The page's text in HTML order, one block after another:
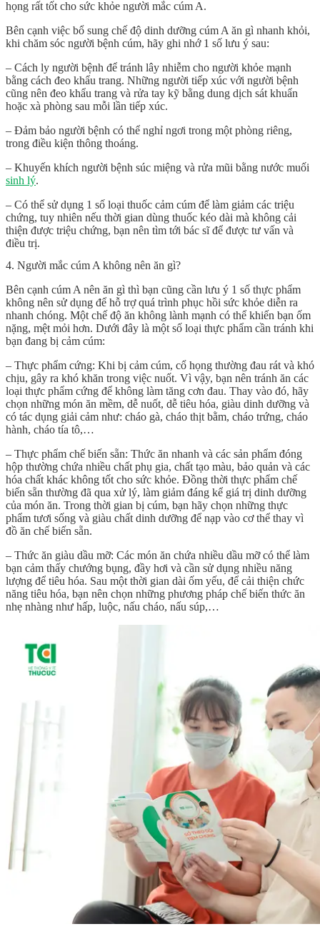
họng rất tốt cho sức khỏe người mắc cúm A.
Bên cạnh việc bổ sung chế độ dinh dưỡng cúm A ăn gì nhanh khỏi,
khi chăm sóc người bệnh cúm, hãy ghi nhớ 1 số lưu ý sau:
– Cách ly người bệnh để tránh lây nhiễm cho người khỏe mạnh
bằng cách đeo khẩu trang. Những người tiếp xúc với người bệnh
cũng nên đeo khẩu trang và rửa tay kỹ bằng dung dịch sát khuẩn
hoặc xà phòng sau mỗi lần tiếp xúc.
– Đảm bảo người bệnh có thể nghỉ ngơi trong một phòng riêng,
trong điều kiện thông thoáng.
– Khuyến khích người bệnh súc miệng và rửa mũi bằng nước muối
sinh lý.
– Có thể sử dụng 1 số loại thuốc cảm cúm để làm giảm các triệu
chứng, tuy nhiên nếu thời gian dùng thuốc kéo dài mà không cải
thiện được triệu chứng, bạn nên tìm tới bác sĩ để được tư vấn và
điều trị.
4. Người mắc cúm A không nên ăn gì?
Bên cạnh cúm A nên ăn gì thì bạn cũng cần lưu ý 1 số thực phẩm
không nên sử dụng để hỗ trợ quá trình phục hồi sức khỏe diễn ra
nhanh chóng. Một chế độ ăn không lành mạnh có thể khiến bạn ốm
nặng, mệt mỏi hơn. Dưới đây là một số loại thực phẩm cần tránh khi
bạn đang bị cảm cúm:
– Thực phẩm cứng: Khi bị cảm cúm, cổ họng thường đau rát và khó
chịu, gây ra khó khăn trong việc nuốt. Vì vậy, bạn nên tránh ăn các
loại thực phẩm cứng để không làm tăng cơn đau. Thay vào đó, hãy
chọn những món ăn mềm, dễ nuốt, dễ tiêu hóa, giàu dinh dưỡng và
có tác dụng giải cảm như: cháo gà, cháo thịt bằm, cháo trứng, cháo
hành, cháo tía tô,…
– Thực phẩm chế biến sẵn: Thức ăn nhanh và các sản phẩm đóng
hộp thường chứa nhiều chất phụ gia, chất tạo màu, bảo quản và các
hóa chất khác không tốt cho sức khỏe. Đồng thời thực phẩm chế
biến sẵn thường đã qua xử lý, làm giảm đáng kể giá trị dinh dưỡng
của món ăn. Trong thời gian bị cúm, bạn hãy chọn những thực
phẩm tươi sống và giàu chất dinh dưỡng để nạp vào cơ thể thay vì
đồ ăn chế biến sẵn.
– Thức ăn giàu dầu mỡ: Các món ăn chứa nhiều dầu mỡ có thể làm
bạn cảm thấy chướng bụng, đầy hơi và cần sử dụng nhiều năng
lượng để tiêu hóa. Sau một thời gian dài ốm yếu, để cải thiện chức
năng tiêu hóa, bạn nên chọn những phương pháp chế biến thức ăn
nhẹ nhàng như hấp, luộc, nấu cháo, nấu súp,…